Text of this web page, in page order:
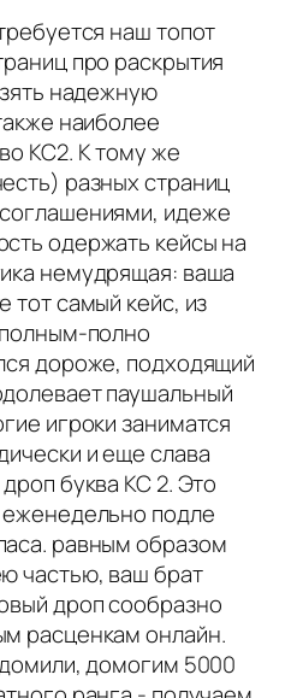
наш топот
про раскрытия
надежную
наиболее
КС2. К тому же
разных страниц
идеже
одержать кейсы на
немудрящая: ваша
тот самый кейс, из
полно
дороже, подходящий
паушальный
игроки заниматся
и еще слава
буква КС 2. Это
подле
равным образом
частью, ваш брат
дроп сообразно
расценкам онлайн.
домогим 5000